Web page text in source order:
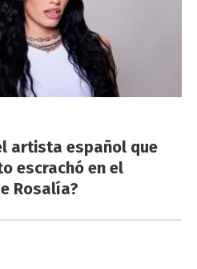
artista español que
escrachó en el
Rosalía?